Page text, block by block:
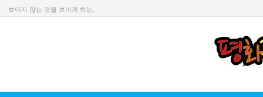
보이지 않는 것을 보이게 하는,